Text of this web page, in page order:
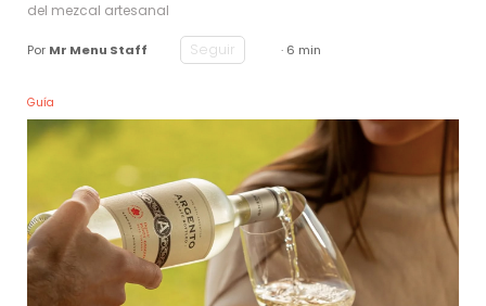
del mezcal artesanal
Por Mr Menu Staff Seguir · 6 min
Guía